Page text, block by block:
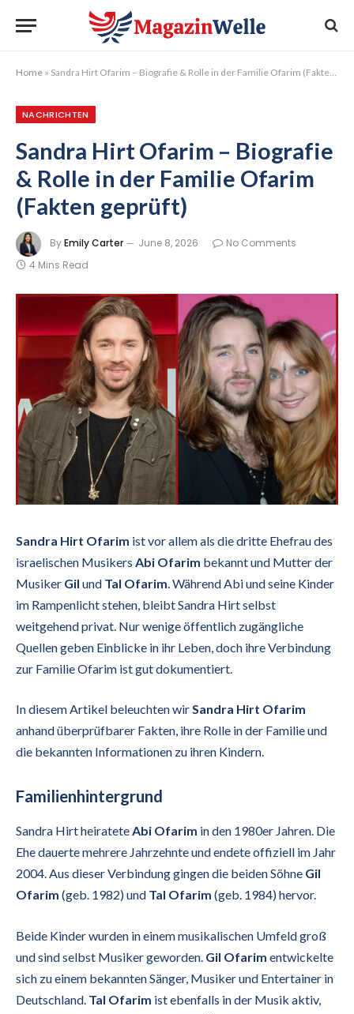
Home » Sandra Hirt Ofarim – Biografie & Rolle in der Familie Ofarim (Fakten geprüft)
NACHRICHTEN
Sandra Hirt Ofarim – Biografie
& Rolle in der Familie Ofarim
(Fakten geprüft)
ByEmily Carter June 8, 2026
No Comments
4 Mins Read
Sandra Hirt Ofarim ist vor allem als die dritte Ehefrau des
israelischen Musikers Abi Ofarim bekannt und Mutter der
Musiker Gil und Tal Ofarim . Während Abi und seine Kinder
im Rampenlicht stehen, bleibt Sandra Hirt selbst
weitgehend privat. Nur wenige öffentlich zugängliche
Quellen geben Einblicke in ihr Leben, doch ihre Verbindung
zur Familie Ofarim ist gut dokumentiert.
In diesem Artikel beleuchten wirSandra Hirt Ofarim
anhand überprüfbarer Fakten, ihre Rolle in der Familie und
die bekannten Informationen zu ihren Kindern.
Familienhintergrund
Sandra Hirt heirateteAbi Ofarim in den 1980er Jahren. Die
Ehe dauerte mehrere Jahrzehnte und endete offiziell im Jahr
2004. Aus dieser Verbindung gingen die beiden Söhne Gil
Ofarim (geb. 1982) und Tal Ofarim (geb. 1984) hervor.
Beide Kinder wurden in einem musikalischen Umfeld groß
und sind selbst Musiker geworden. Gil Ofarim entwickelte
sich zu einem bekannten Sänger, Musiker und Entertainer in
Deutschland. Tal Ofarim ist ebenfalls in der Musik aktiv,